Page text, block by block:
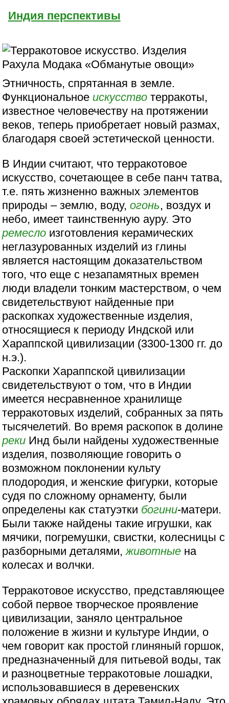
Индия перспективы
Этничность, спрятанная в земле.
Функциональное искусство терракоты,
известное человечеству на протяжении
веков, теперь приобретает новый размах,
благодаря своей эстетической ценности.
В Индии считают, что терракотовое
искусство, сочетающее в себе панч татва,
т.е. пять жизненно важных элементов
природы – землю, воду,огонь, воздух и
небо, имеет таинственную ауру. Это
ремесло изготовления керамических
неглазурованных изделий из глины
является настоящим доказательством
того, что еще с незапамятных времен
люди владели тонким мастерством, о чем
свидетельствуют найденные при
раскопках художественные изделия,
относящиеся к периоду Индской или
Хараппской цивилизации (3300-1300 гг. до
н.э.).
Раскопки Хараппской цивилизации
свидетельствуют о том, что в Индии
имеется несравненное хранилище
терракотовых изделий, собранных за пять
тысячелетий. Во время раскопок в долине
реки Инд были найдены художественные
изделия, позволяющие говорить о
возможном поклонении культу
плодородия, и женские фигурки, которые
судя по сложному орнаменту, были
определены как статуэтки богини-матери.
Были также найдены такие игрушки, как
мячики, погремушки, свистки, колесницы с
разборными деталями,животные на
колесах и волчки.
Терракотовое искусство, представляющее
собой первое творческое проявление
цивилизации, заняло центральное
положение в жизни и культуре Индии, о
чем говорит как простой глиняный горшок,
предназначенный для питьевой воды, так
и разноцветные терракотовые лошадки,
использовавшиеся в деревенских